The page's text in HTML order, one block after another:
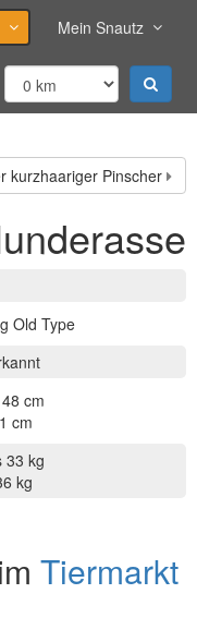
Mein Snautz
kurzhaariger Pinscher
Old Type
cm
cm
33 kg
kg
Tiermarkt